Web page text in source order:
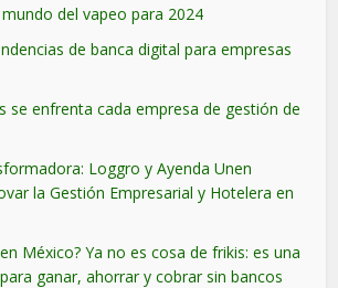
del vapeo para 2024
de banca digital para empresas
se enfrenta cada empresa de gestión de
Loggro y Ayenda Unen
la Gestión Empresarial y Hotelera en
México? Ya no es cosa de frikis: es una
ganar, ahorrar y cobrar sin bancos